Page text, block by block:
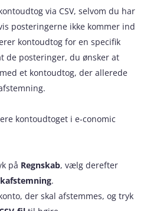
via CSV, selvom du har
posteringerne ikke kommer ind
kontoudtog for en specifik
de posteringer, du ønsker at
et kontoudtog, der allerede
kontoudtoget i e‑conomic
på Regnskab, vælg derefter
.
der skal afstemmes, og tryk